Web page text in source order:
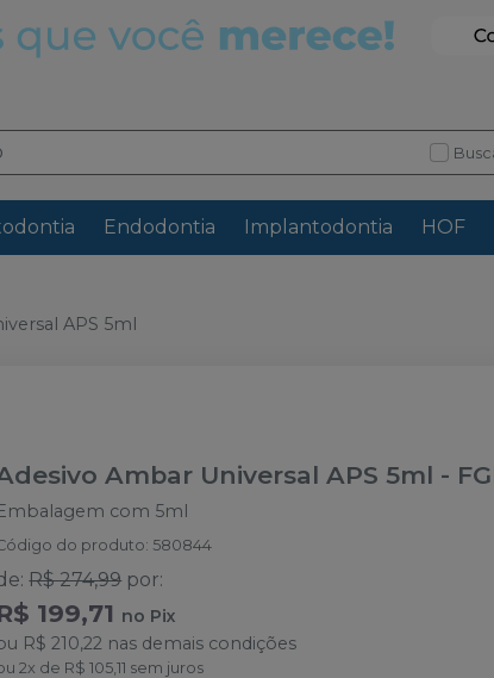
Endodontia Implantodontia HOF
APS 5ml
Ambar Universal APS 5ml -
com 5ml
do produto: 580844
: R$ 274,99 por:
199,71 no Pix
R$ 210,22 nas demais condições
2x de R$ 105,11 sem juros